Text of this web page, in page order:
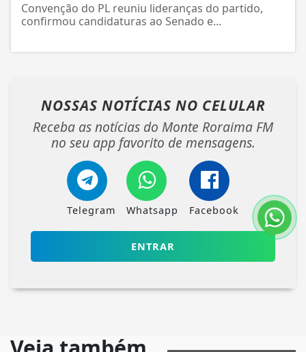
Convenção do PL reuniu lideranças do partido,
confirmou candidaturas ao Senado e...
NOSSAS NOTÍCIAS NO CELULAR
Receba as notícias do Monte Roraima FM
no seu app favorito de mensagens.
Telegram Whatsapp Facebook
ENTRAR